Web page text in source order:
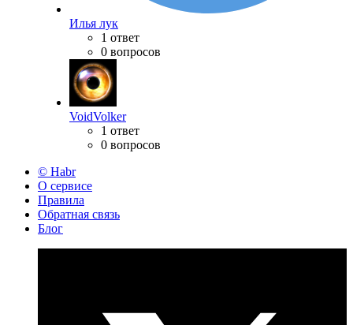
Илья лук
1 ответ
0 вопросов
VoidVolker
1 ответ
0 вопросов
© Habr
О сервисе
Правила
Обратная связь
Блог